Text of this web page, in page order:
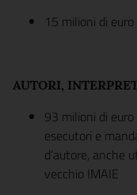
15 milioni di
AUTORI,
93 milioni di
esecutori e
d’autore, anche
vecchio IMAIE